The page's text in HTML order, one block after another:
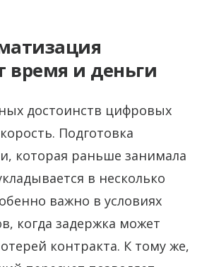
время и деньги
достоинств цифровых
Подготовка
которая раньше занимала
в несколько
важно в условиях
когда задержка может
контракта. К тому же,